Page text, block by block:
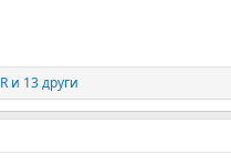
и 13 други